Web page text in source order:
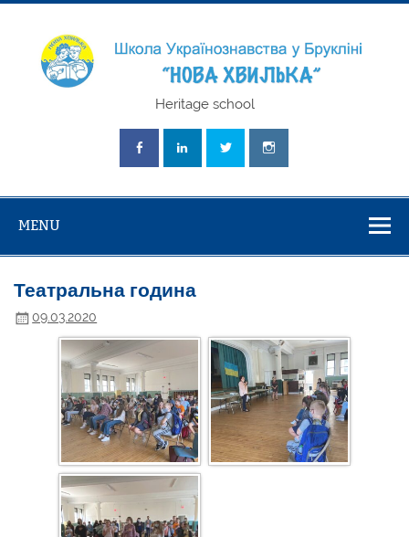
Skip
"Нова
Heritage school
MENU
Театральна година
09.03.2020